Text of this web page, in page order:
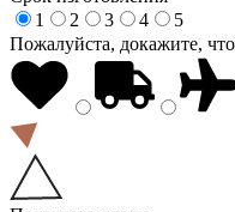
1
2 3 4
5
Пожалуйста, докажите,